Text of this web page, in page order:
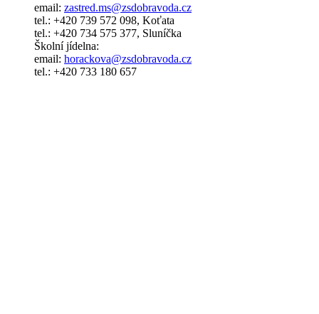
email: zastred.ms@zsdobravoda.cz
tel.: +420 739 572 098, Koťata
tel.: +420 734 575 377, Sluníčka
Školní jídelna:
email: horackova@zsdobravoda.cz
tel.: +420 733 180 657